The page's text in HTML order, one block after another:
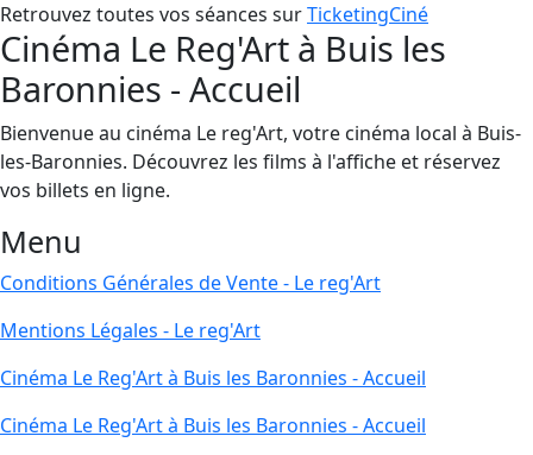
Retrouvez toutes vos séances surTicketingCiné
Cinéma Le Reg'Art à Buis les
Baronnies - Accueil
Bienvenue au cinéma Le reg'Art, votre cinéma local à Buis-
les-Baronnies. Découvrez les films à l'affiche et réservez
vos billets en ligne.
Menu
Conditions Générales de Vente - Le reg'Art
Mentions Légales - Le reg'Art
Cinéma Le Reg'Art à Buis les Baronnies - Accueil
Cinéma Le Reg'Art à Buis les Baronnies - Accueil